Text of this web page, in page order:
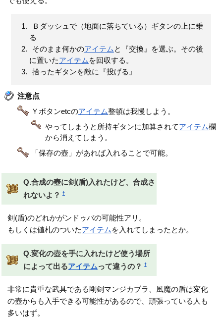
Ｂダッシュで（地面に落ちている）ギタンの上に乗
る
そのまま何かのアイテムと『交換』を選ぶ。その後
に置いたアイテムを回収する。
拾ったギタンを敵に『投げる』
注意点
Ｙボタンetcのアイテム整頓は我慢しよう。
やってしまうと所持ギタンに加算されてアイテム欄
から消えてしまう。
「保存の壺」があれば入れることで可能。
Q.合成の壺に剣(盾)入れたけど、合成さ
れないよ？
†
剣(盾)のどれかがンドゥバの可能性アリ。
もしくは値札のついたアイテム を入れてしまったとか。
Q.変化の壺を手に入れたけど使う場所
によって出るアイテムって違うの？ †
非常に貴重な武具である剛剣マンジカブラ、風魔の盾は変化
の壺からも入手できる可能性があるので、頑張っている人も
多いはず。